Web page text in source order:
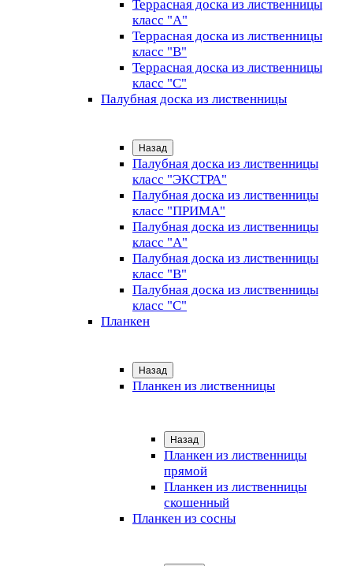
Террасная доска из лиственницы
класс "А"
Террасная доска из лиственницы
класс "B"
Террасная доска из лиственницы
класс "C"
Палубная доска из лиственницы
Назад
Палубная доска из лиственницы
класс "ЭКСТРА"
Палубная доска из лиственницы
класс "ПРИМА"
Палубная доска из лиственницы
класс "А"
Палубная доска из лиственницы
класс "B"
Палубная доска из лиственницы
класс "C"
Планкен
Назад
Планкен из лиственницы
Назад
Планкен из лиственницы
прямой
Планкен из лиственницы
скошенный
Планкен из сосны